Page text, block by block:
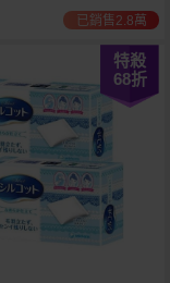
已銷售2.8萬
特殺
68折